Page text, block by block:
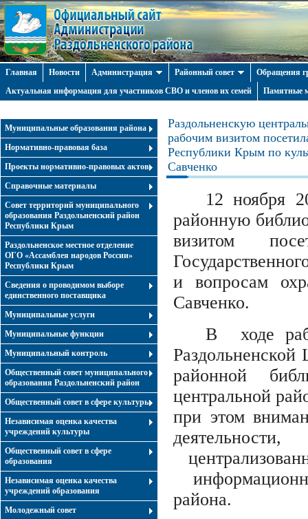
Главная Новости Администрация Районный совет
Обращения
Актуальная информация для участников СВО и членов их семей
Памятные
Муниципальные образования района
Нормативно-правовая база
Проекты нормативно-правовых актов
Справочные материалы
Совет территорий муниципального
образования Раздольненский район
Республики Крым
Раздольненское местное отделение
ОГО «Ассамблея народов России»
Республики Крым
Cведения о проводимом выборе
единственного поставщика
Муниципальные услуги
Муниципальные функции
Муниципальный контроль
Общественный совет муниципального
образования Раздольненский район
Общественный совет в сфере культуры
Независимая оценка качества
учреждений культуры
Общественный совет в сфере
образования
Независимая оценка качества
учреждений образования
Молодежный совет
Раздольненскую
рабочим визитом
Республики Крым по
Савченко
12 ноября
районную
визитом
и вопросам
Савченко.
В ходе
районной
центральной
при этом
района.